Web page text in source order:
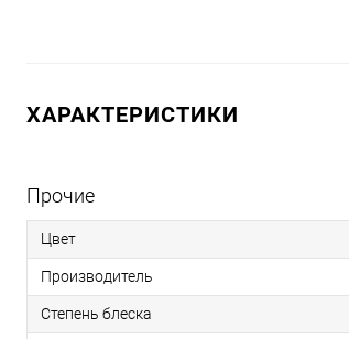
ХАРАКТЕРИСТИКИ
Прочие
Цвет
Производитель
Степень блеска